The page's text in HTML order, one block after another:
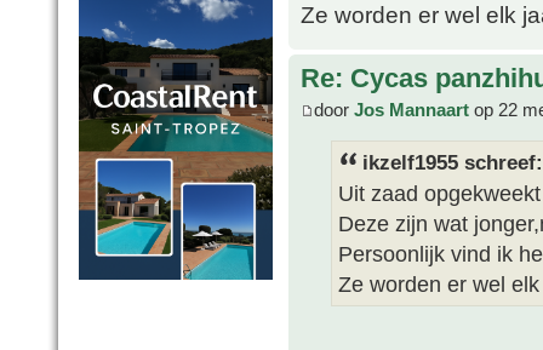
Ze worden er wel elk
Re: Cycas
door Jos Mannaart op 22
ikzelf1955 schreef:
Uit zaad opgekweekt
Deze zijn wat
Persoonlijk vind ik
Ze worden er wel